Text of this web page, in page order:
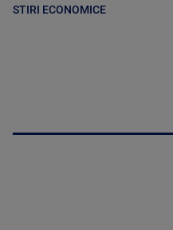
STIRI ECONOMICE